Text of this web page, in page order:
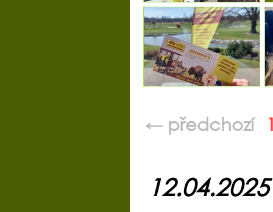
← předchozí
12.04.2025